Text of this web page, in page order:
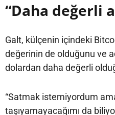
“Daha değerli
Galt, külçenin içindeki
değerinin de olduğunu ve
dolardan daha değerli
“Satmak istemiyordum
taşıyamayacağımı da